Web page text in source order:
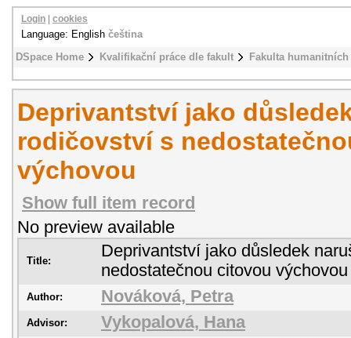
DSpace Home Kvalifikační práce dle fakult Fakulta
Login cookies
Language: English čeština
Deprivantství jako
rodičovství s
výchovou
Show full item record
No preview available
Title:
Deprivantství jako důsledek
nedostatečnou citovou výchovou
Author: Nováková, Petra
Advisor: Vykopalová, Hana